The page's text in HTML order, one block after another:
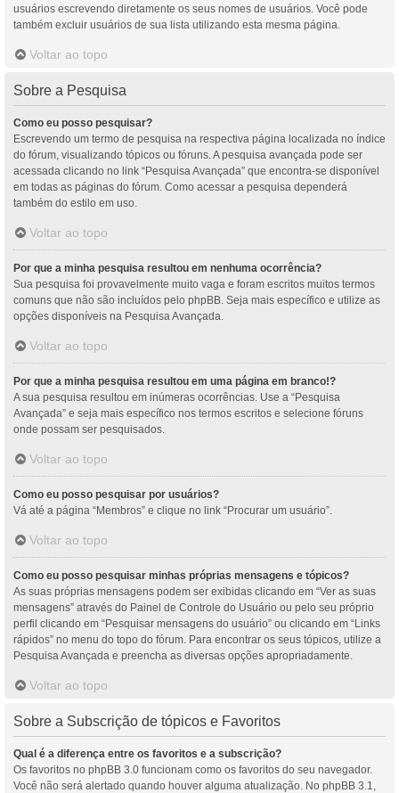
usuários escrevendo diretamente os seus nomes de usuários. Você pode
também excluir usuários de sua lista utilizando esta mesma página.
Voltar ao topo
Sobre a Pesquisa
Como eu posso pesquisar?
Escrevendo um termo de pesquisa na respectiva página localizada no índice
do fórum, visualizando tópicos ou fóruns. A pesquisa avançada pode ser
acessada clicando no link “Pesquisa Avançada” que encontra-se disponível
em todas as páginas do fórum. Como acessar a pesquisa dependerá
também do estilo em uso.
Voltar ao topo
Por que a minha pesquisa resultou em nenhuma ocorrência?
Sua pesquisa foi provavelmente muito vaga e foram escritos muitos termos
comuns que não são incluídos pelo phpBB. Seja mais específico e utilize as
opções disponíveis na Pesquisa Avançada.
Voltar ao topo
Por que a minha pesquisa resultou em uma página em branco!?
A sua pesquisa resultou em inúmeras ocorrências. Use a “Pesquisa
Avançada” e seja mais específico nos termos escritos e selecione fóruns
onde possam ser pesquisados.
Voltar ao topo
Como eu posso pesquisar por usuários?
Vá até a página “Membros” e clique no link “Procurar um usuário”.
Voltar ao topo
Como eu posso pesquisar minhas próprias mensagens e tópicos?
As suas próprias mensagens podem ser exibidas clicando em “Ver as suas
mensagens” através do Painel de Controle do Usuário ou pelo seu próprio
perfil clicando em “Pesquisar mensagens do usuário” ou clicando em “Links
rápidos” no menu do topo do fórum. Para encontrar os seus tópicos, utilize a
Pesquisa Avançada e preencha as diversas opções apropriadamente.
Voltar ao topo
Sobre a Subscrição de tópicos e Favoritos
Qual é a diferença entre os favoritos e a subscrição?
Os favoritos no phpBB 3.0 funcionam como os favoritos do seu navegador.
Você não será alertado quando houver alguma atualização. No phpBB 3.1,